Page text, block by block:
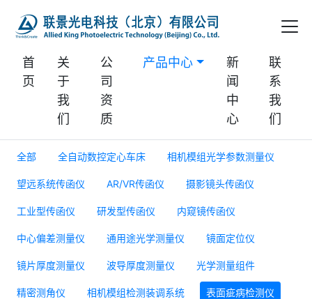
首
页
关
于
我
们
公
司
资
质
产品中心
新
闻
中
心
联
系
我
们
全部 全自动数控定心车床 相机模组光学参数测量仪
望远系统传函仪 AR/VR传函仪 摄影镜头传函仪
工业型传函仪 研发型传函仪 内窥镜传函仪
中心偏差测量仪 通用途光学测量仪 镜面定位仪
镜片厚度测量仪 波导厚度测量仪 光学测量组件
精密测角仪 相机模组检测装调系统 表面疵病检测仪